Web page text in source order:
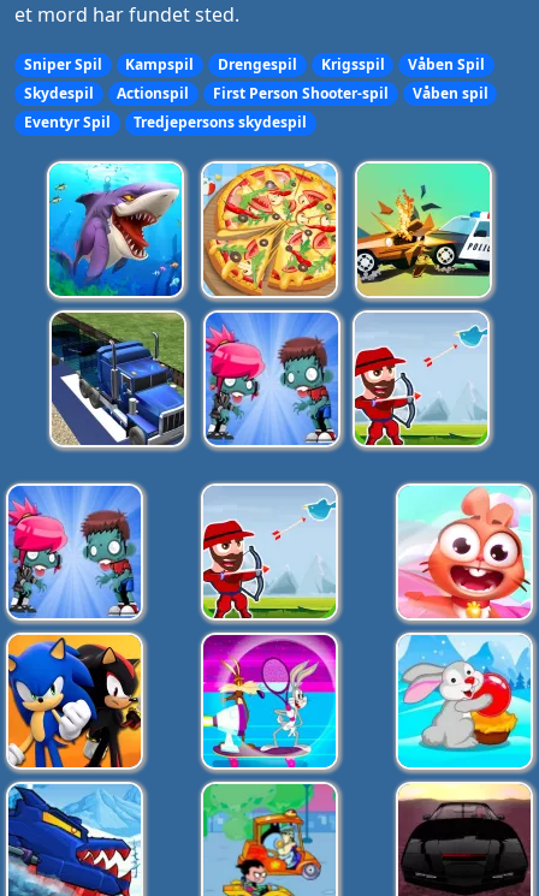
et mord har fundet sted.
Sniper Spil Kampspil Drengespil Krigsspil
Våben Spil
Skydespil
Actionspil First Person Shooter-spil
Våben spil
Eventyr Spil
Tredjepersons skydespil